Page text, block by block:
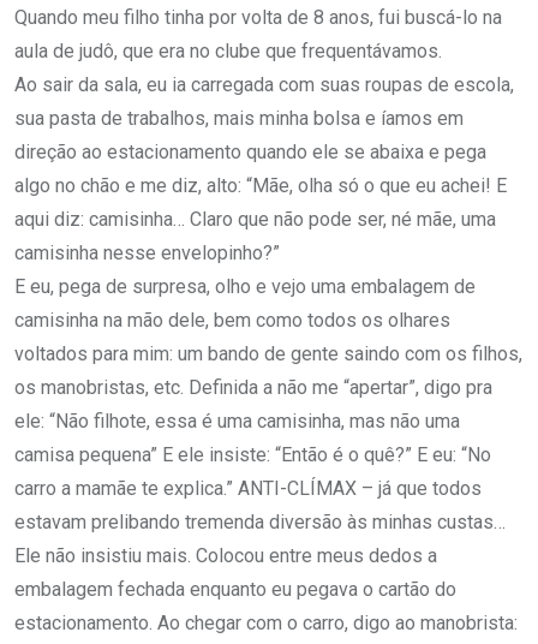
Quando meu filho tinha por volta de 8 anos, fui buscá-lo na
aula de judô, que era no clube que frequentávamos.
Ao sair da sala, eu ia carregada com suas roupas de escola,
sua pasta de trabalhos, mais minha bolsa e íamos em
direção ao estacionamento quando ele se abaixa e pega
algo no chão e me diz, alto: “Mãe, olha só o que eu achei! E
aqui diz: camisinha… Claro que não pode ser, né mãe, uma
camisinha nesse envelopinho?”
E eu, pega de surpresa, olho e vejo uma embalagem de
camisinha na mão dele, bem como todos os olhares
voltados para mim: um bando de gente saindo com os filhos,
os manobristas, etc. Definida a não me “apertar”, digo pra
ele: “Não filhote, essa é uma camisinha, mas não uma
camisa pequena” E ele insiste: “Então é o quê?” E eu: “No
carro a mamãe te explica.” ANTI-CLÍMAX – já que todos
estavam prelibando tremenda diversão às minhas custas…
Ele não insistiu mais. Colocou entre meus dedos a
embalagem fechada enquanto eu pegava o cartão do
estacionamento. Ao chegar com o carro, digo ao manobrista: